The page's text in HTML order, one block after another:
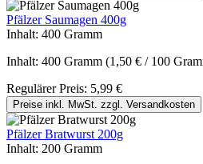
Pfälzer Saumagen 400g
Inhalt: 400 Gramm
Inhalt: 400 Gramm (1,50 € / 100
Regulärer Preis: 5,99 €
Preise inkl. MwSt. zzgl. Versandkosten
Pfälzer Bratwurst 200g
Inhalt: 200 Gramm